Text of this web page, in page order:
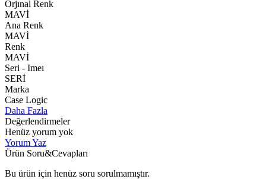
Orjınal Renk
MAVİ
Ana Renk
MAVİ
Renk
MAVİ
Seri - Imeı
SERİ
Marka
Case Logic
Daha Fazla
Değerlendirmeler
Henüz yorum yok
Yorum Yaz
Ürün Soru&Cevapları
Bu ürün için henüz soru sorulmamıştır.